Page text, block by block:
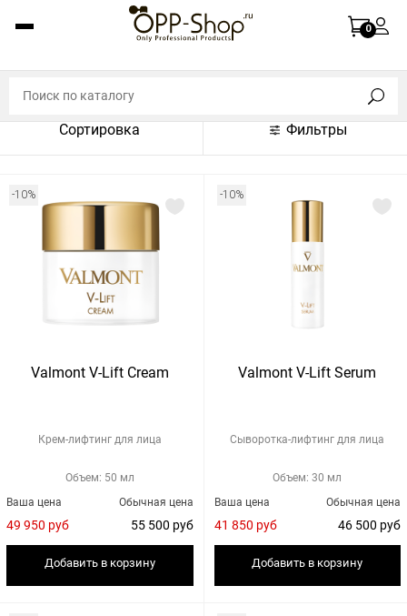
0
Сортировка Фильтры
По названию (A-Z)
По цене (по возрастанию)
По цене (по убыванию)
По популярности (по убыванию)
Показать:
120
-10%
Valmont V-Lift Cream
Крем-лифтинг для лица
Объем: 50 мл
Обычная цена
55 500 руб
Ваша цена
49 950 руб
Добавить в корзину
-10%
Valmont V-Lift Serum
Сыворотка-лифтинг для лица
Объем: 30 мл
Обычная цена
46 500 руб
Ваша цена
41 850 руб
Добавить в корзину